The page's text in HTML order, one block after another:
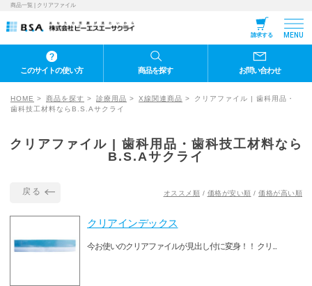
商品一覧 | クリアファイル
請求する MENU
このサイトの使い方 商品を探す お問い合わせ
HOME 商品を探す 診療用品 X線関連商品
クリアファイル | 歯科用品・
歯科技工材料ならB.S.Aサクライ
クリアファイル | 歯科用品・歯科技工材料なら
B.S.Aサクライ
戻る オススメ順 / 価格が安い順 / 価格が高い順
クリアインデックス
今お使いのクリアファイルが見出し付に変身！！ クリ...